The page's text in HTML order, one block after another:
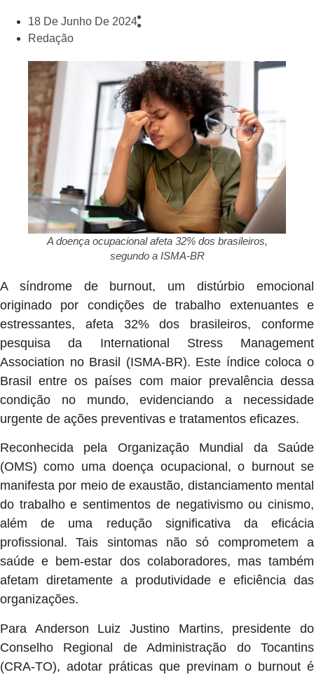
18 De Junho De 2024
Redação
A doença ocupacional afeta 32% dos brasileiros,
segundo a ISMA-BR
A síndrome de burnout, um distúrbio emocional
originado por condições de trabalho extenuantes e
estressantes, afeta 32% dos brasileiros, conforme
pesquisa da International Stress Management
Association no Brasil (ISMA-BR). Este índice coloca o
Brasil entre os países com maior prevalência dessa
condição no mundo, evidenciando a necessidade
urgente de ações preventivas e tratamentos eficazes.
Reconhecida pela Organização Mundial da Saúde
(OMS) como uma doença ocupacional, o burnout se
manifesta por meio de exaustão, distanciamento mental
do trabalho e sentimentos de negativismo ou cinismo,
além de uma redução significativa da eficácia
profissional. Tais sintomas não só comprometem a
saúde e bem-estar dos colaboradores, mas também
afetam diretamente a produtividade e eficiência das
organizações.
Para Anderson Luiz Justino Martins, presidente do
Conselho Regional de Administração do Tocantins
(CRA-TO), adotar práticas que previnam o burnout é